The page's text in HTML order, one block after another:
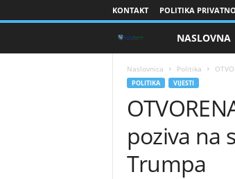
KONTAKT POLITIKA
a
n
i
NASLOVNA
Naslovnica Politika
POLITIKA VIJESTI
poziva na
Trumpa